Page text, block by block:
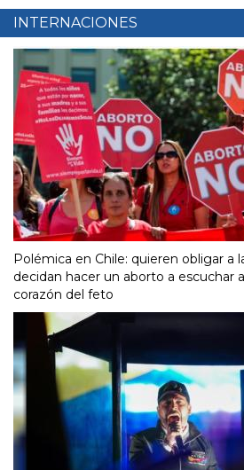
INTERNACIONES
Polémica en Chile: quieren obligar a
decidan hacer un aborto a escuchar
corazón del feto